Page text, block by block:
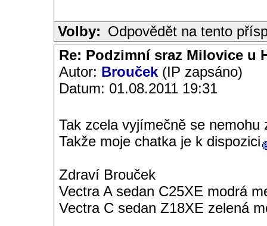
Volby: Odpovědět na tento
Re: Podzimní sraz Milovice u
Autor: Brouček (IP zapsáno)
Datum: 01.08.2011 19:31
Tak zcela vyjímečně se
Takže moje chatka je k dispozici
Zdraví Brouček
Vectra A sedan C25XE modrá
Vectra C sedan Z18XE zelená